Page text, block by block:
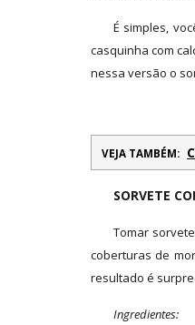
É simples,
casquinha com
nessa versão o
VEJA TAMBÉM:
SORVETE
Tomar
coberturas de
resultado é
Ingredientes: